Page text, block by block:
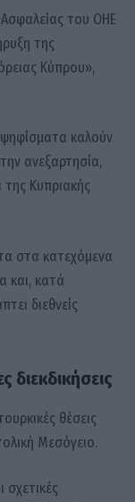
Ασφαλείας του ΟΗΕ
της
Κύπρου»,
ψηφίσματα καλούν
ανεξαρτησία,
Κυπριακής
στα κατεχόμενα
και, κατά
διεθνείς
διεκδικήσεις
θέσεις
Μεσόγειο.
σχετικές